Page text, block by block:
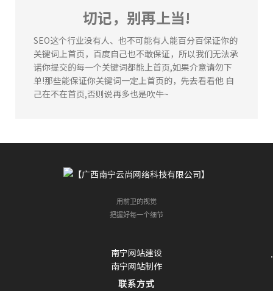
164****4625
91分钟前
李女士
133****8168
86分钟前
陈**
135****2578
3分钟前
李女士
184****6636
37分钟前
张先生
164****4625
切记，别再上当!
SEO这个行业没有人、也不可能有人能百分百保证你的
关键词上首页，百度自己也不敢保证，所以我们无法承
诺你提交的每一个关键词都能上首页,如果介意请勿下
单!那些能保证你关键词一定上首页的，先去看看他 自
己在不在首页,否则说再多也是吹牛~
用前卫的视觉
把握好每一个细节
南宁网站建设
南宁网站制作
联系方式